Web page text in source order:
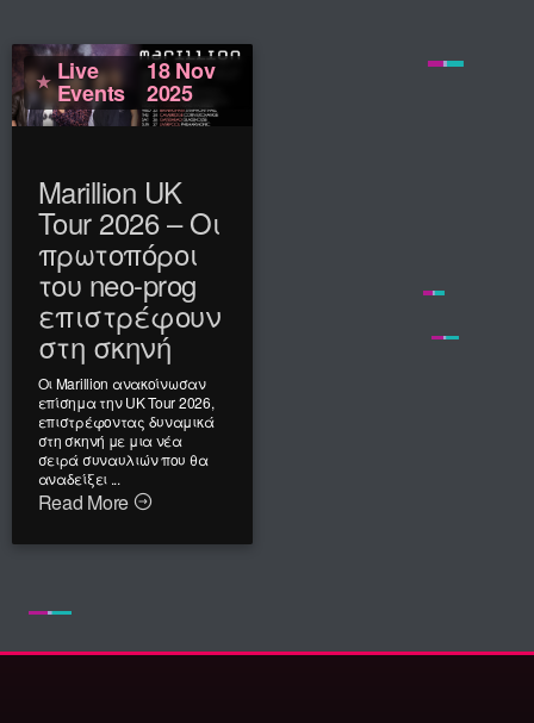
Live
Events
18 Nov
2025
Marillion UK
Tour 2026 – Οι
πρωτοπόροι
του neo-prog
επιστρέφουν
στη σκηνή
Οι Marillion ανακοίνωσαν
επίσημα την UK Tour 2026,
επιστρέφοντας δυναμικά
στη σκηνή με μια νέα
σειρά συναυλιών που θα
αναδείξει ...
Read More